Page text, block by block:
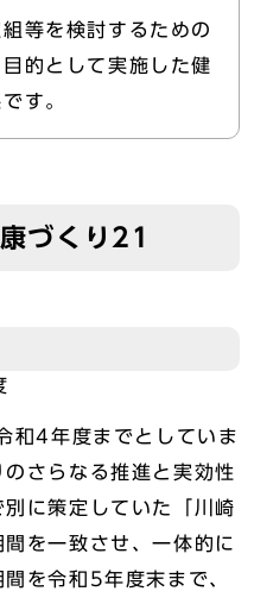
等を検討するための
的として実施した健
す。
づくり21
和4年度までとしていま
さらなる推進と実効性
に策定していた「川崎
を一致させ、一体的に
を令和5年度末まで、